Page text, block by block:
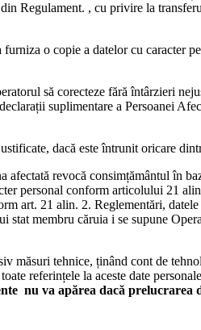
Regulament. , cu privire la
o copie a datelor cu caracter
să corecteze fără întârzieri
suplimentare a Persoanei
dacă este întrunit oricare
revocă consimțământul în
personal conform articolului 21
art. 21 alin. 2. Reglementări,
membru căruia i se supune
măsuri tehnice, ținând cont de
referințele la aceste date
nu va apărea dacă prelucrarea